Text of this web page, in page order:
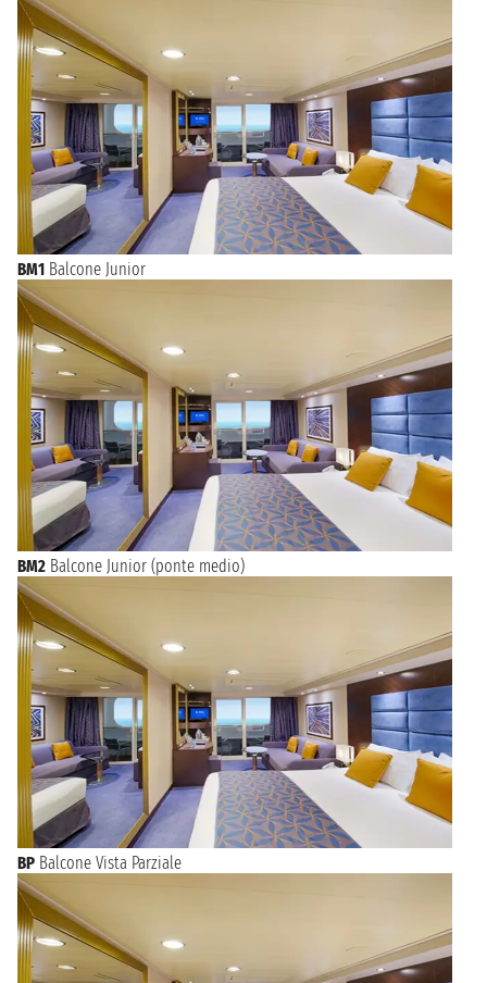
BM1 Balcone Junior
BM2 Balcone Junior (ponte medio)
BP Balcone Vista Parziale